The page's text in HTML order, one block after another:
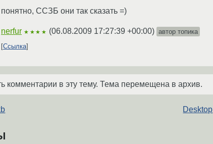
понятно, ССЗБ они так сказать =)
nerfur ★★★★ (06.08.2009 17:27:39 +00:00) автор топика
Ссылка
комментарии в эту тему. Тема перемещена в архив.
Desktop